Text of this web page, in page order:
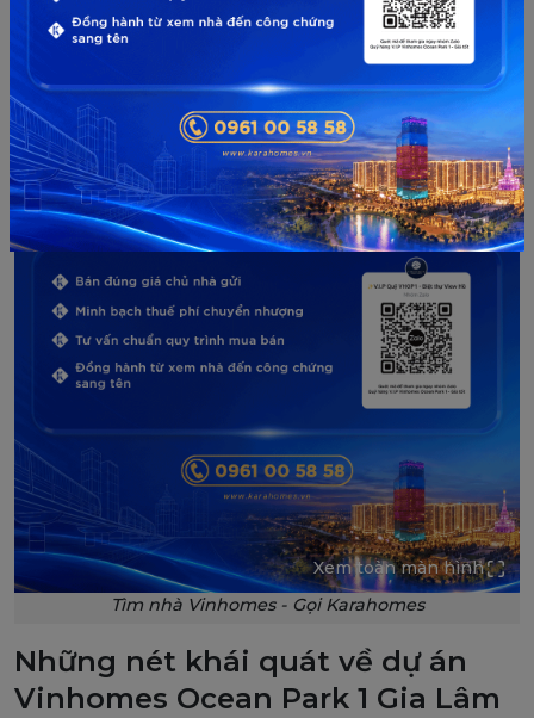
biệt thự Ocean Parkđể bạn đọc có thể hiểu rõ hơn
Xem toàn màn hình
Tìm nhà Vinhomes - Gọi Karahomes
Những nét khái quát về dự án
Vinhomes Ocean Park 1 Gia Lâm